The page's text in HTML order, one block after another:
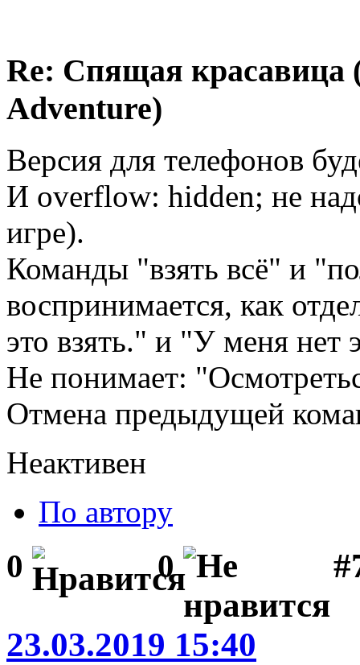
Re: Спящая красавица
Adventure)
Версия для телефонов
И overflow: hidden; не
игре).
Команды "взять всё" и
воспринимается, как
это взять." и "У меня нет
Не понимает:
Отмена предыдущей
Неактивен
По автору
0 0
23.03.2019 15:40